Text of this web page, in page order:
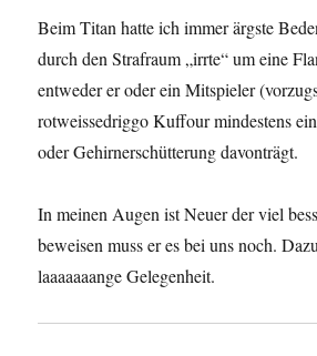
Beim Titan hatte ich immer ärgste
durch den Strafraum „irrte“ um eine
entweder er oder ein Mitspieler
rotweissedriggo Kuffour mindestens
oder Gehirnerschütterung davonträgt.
In meinen Augen ist Neuer der viel
beweisen muss er es bei uns noch.
laaaaaaange Gelegenheit.